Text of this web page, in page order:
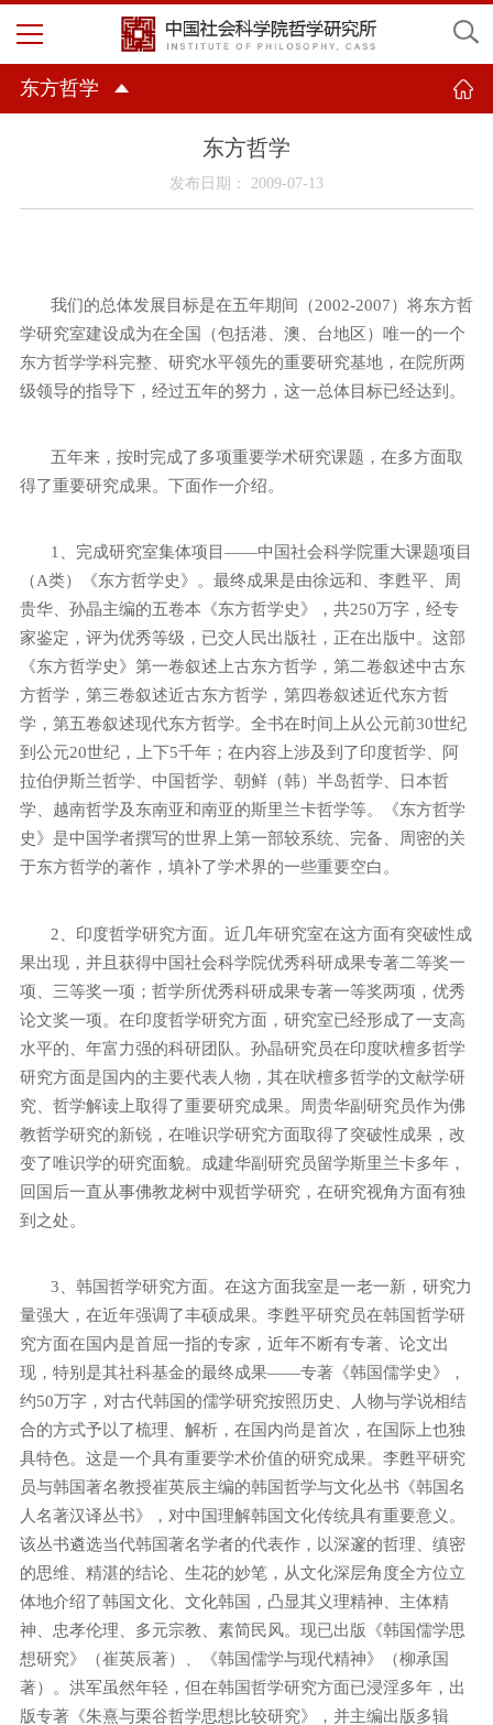
东方哲学
东方哲学
发布日期： 2009-07-13
我们的总体发展目标是在五年期间（2002-2007）将东方哲
学研究室建设成为在全国（包括港、澳、台地区）唯一的一个
东方哲学学科完整、研究水平领先的重要研究基地，在院所两
级领导的指导下，经过五年的努力，这一总体目标已经达到。
五年来，按时完成了多项重要学术研究课题，在多方面取
得了重要研究成果。下面作一介绍。
1、完成研究室集体项目——中国社会科学院重大课题项目
（A类）《东方哲学史》。最终成果是由徐远和、李甦平、周
贵华、孙晶主编的五卷本《东方哲学史》，共250万字，经专
家鉴定，评为优秀等级，已交人民出版社，正在出版中。这部
《东方哲学史》第一卷叙述上古东方哲学，第二卷叙述中古东
方哲学，第三卷叙述近古东方哲学，第四卷叙述近代东方哲
学，第五卷叙述现代东方哲学。全书在时间上从公元前30世纪
到公元20世纪，上下5千年；在内容上涉及到了印度哲学、阿
拉伯伊斯兰哲学、中国哲学、朝鲜（韩）半岛哲学、日本哲
学、越南哲学及东南亚和南亚的斯里兰卡哲学等。《东方哲学
史》是中国学者撰写的世界上第一部较系统、完备、周密的关
于东方哲学的著作，填补了学术界的一些重要空白。
2 、印度哲学研究方面。近几年研究室在这方面有突破性成
果出现，并且获得中国社会科学院优秀科研成果专著二等奖一
项、三等奖一项；哲学所优秀科研成果专著一等奖两项，优秀
论文奖一项。在印度哲学研究方面，研究室已经形成了一支高
水平的、年富力强的科研团队。孙晶研究员在印度吠檀多哲学
研究方面是国内的主要代表人物，其在吠檀多哲学的文献学研
究、哲学解读上取得了重要研究成果。周贵华副研究员作为佛
教哲学研究的新锐，在唯识学研究方面取得了突破性成果，改
变了唯识学的研究面貌。成建华副研究员留学斯里兰卡多年，
回国后一直从事佛教龙树中观哲学研究，在研究视角方面有独
到之处。
3 、韩国哲学研究方面。在这方面我室是一老一新，研究力
量强大，在近年强调了丰硕成果。李甦平研究员在韩国哲学研
究方面在国内是首屈一指的专家，近年不断有专著、论文出
现，特别是其社科基金的最终成果——专著《韩国儒学史》，
约50万字，对古代韩国的儒学研究按照历史、人物与学说相结
合的方式予以了梳理、解析，在国内尚是首次，在国际上也独
具特色。这是一个具有重要学术价值的研究成果。李甦平研究
员与韩国著名教授崔英辰主编的韩国哲学与文化丛书《韩国名
人名著汉译丛书》，对中国理解韩国文化传统具有重要意义。
该丛书遴选当代韩国著名学者的代表作，以深邃的哲理、缜密
的思维、精湛的结论、生花的妙笔，从文化深层角度全方位立
体地介绍了韩国文化、文化韩国，凸显其义理精神、主体精
神、忠孝伦理、多元宗教、素简民风。现已出版《韩国儒学思
想研究》（崔英辰著）、《韩国儒学与现代精神》（柳承国
著）。洪军虽然年轻，但在韩国哲学研究方面已浸淫多年，出
版专著《朱熹与栗谷哲学思想比较研究》，并主编出版多辑